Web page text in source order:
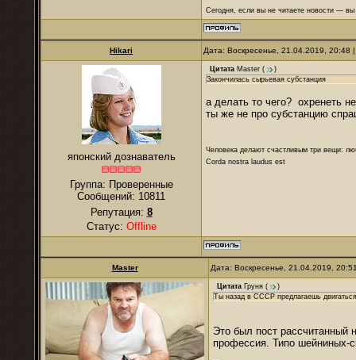
Сегодня, если вы не читаете новости —
Hikari Дата: Воскресенье, 21.04.2019,
японский дознаватель
Группа: Проверенные
Сообщений: 10811
Репутация: 8
Статус: Offline
Цитата Master (
)
Закончилась сырьевая субстанция
а делать то чего? охренеть
ты же не про субстанцию
Человека делают счастливым три вещи:
Corda nostra laudus est
Master Дата: Воскресенье, 21.04.2019,
Цитата Груня (
)
Ты назад в СССР предлагаешь
Это был пост
профессия. Типо шейниных-